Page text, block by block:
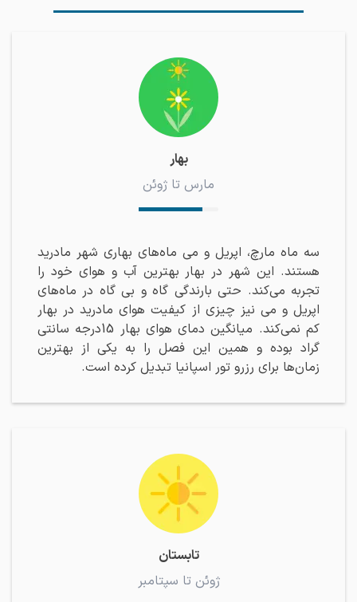
بهار
مارس تا ژوئن
سه ماه مارچ، اپریل و می ماه‌های بهاری شهر مادرید
هستند. این شهر در بهار بهترین آب و هوای خود را
تجربه می‌کند. حتی بارندگی گاه و بی گاه در ماه‌های
اپریل و می نیز چیزی از کیفیت هوای مادرید در بهار
کم نمی‌کند. میانگین دمای هوای بهار 15درجه سانتی
گراد بوده و همین این فصل را به یکی از بهترین
زمان‌ها برای رزرو تور اسپانیا تبدیل کرده است.
تابستان
ژوئن تا سپتامبر